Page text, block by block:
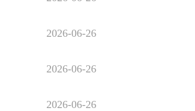
2026-06-26
2026-06-26
2026-06-26